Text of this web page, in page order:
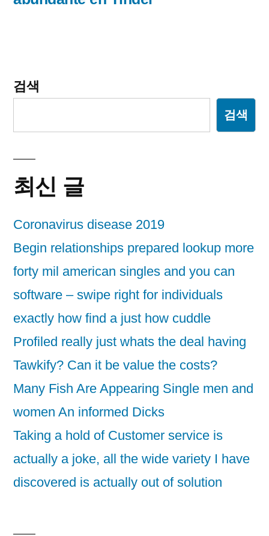
게
검색
검색
최신 글
Coronavirus disease 2019
Begin relationships prepared lookup more
forty mil american singles and you can
software – swipe right for individuals
exactly how find a just how cuddle
Profiled really just whats the deal having
Tawkify? Can it be value the costs?
Many Fish Are Appearing Single men and
women An informed Dicks
Taking a hold of Customer service is
actually a joke, all the wide variety I have
discovered is actually out of solution